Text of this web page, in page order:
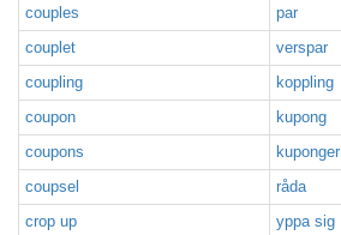
couples
par
couplet
verspar
coupling
koppling
coupon
kupong
coupons
kuponger
coupsel
råda
crop up
yppa sig